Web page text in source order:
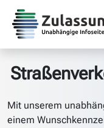
Mit unserem
einem